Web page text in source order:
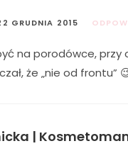
GRUDNIA 2015
na porodówce, przy
że „nie od frontu”
|